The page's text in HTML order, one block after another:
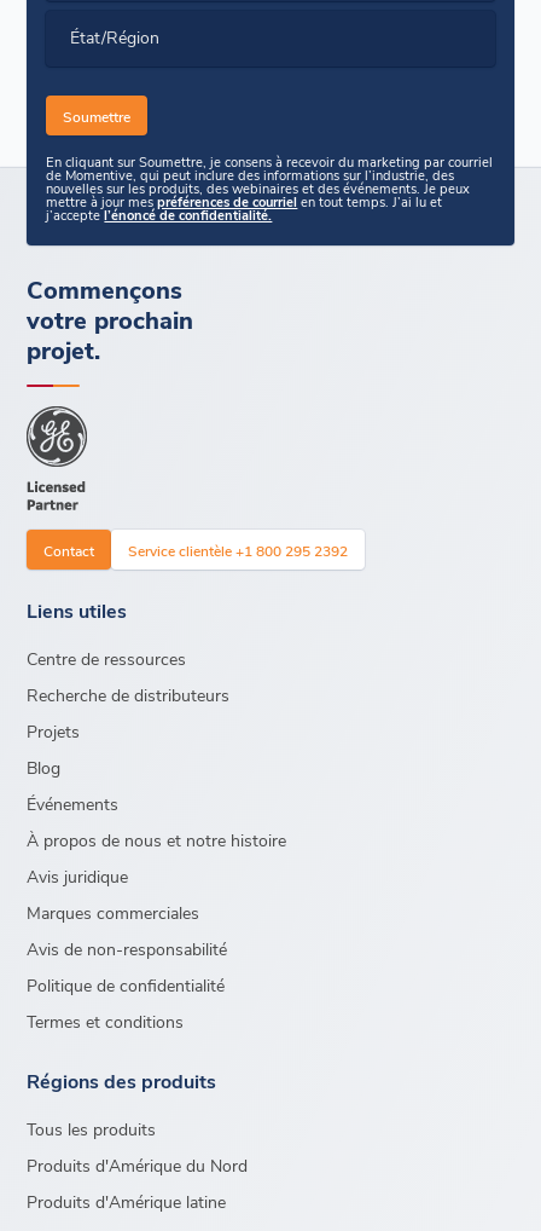
État/Région
En cliquant sur Soumettre, je consens à recevoir du marketing par courriel
de Momentive, qui peut inclure des informations sur l’industrie, des
nouvelles sur les produits, des webinaires et des événements. Je peux
mettre à jour mespréférences de courriel en tout temps. J’ai lu et
j’acceptel’énoncé de confidentialité.
Commençons
votre prochain
projet.
Contact Service clientèle +1 800 295 2392
Liens utiles
Centre de ressources
Recherche de distributeurs
Projets
Blog
Événements
À propos de nous et notre histoire
Avis juridique
Marques commerciales
Avis de non-responsabilité
Politique de confidentialité
Termes et conditions
Régions des produits
Tous les produits
Produits d'Amérique du Nord
Produits d'Amérique latine